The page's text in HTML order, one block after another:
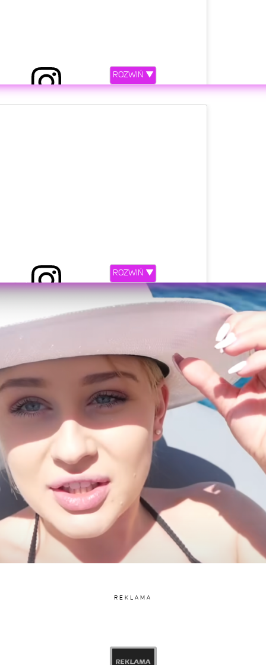
przez eobuwie.pl (@eobuwie)
przez Angelika Zając (@andziaks)
ROZWIŃ ▼
ten post na Instagramie
przez Angelika Zając (@andziaks)
ROZWIŃ ▼
REKLAMA